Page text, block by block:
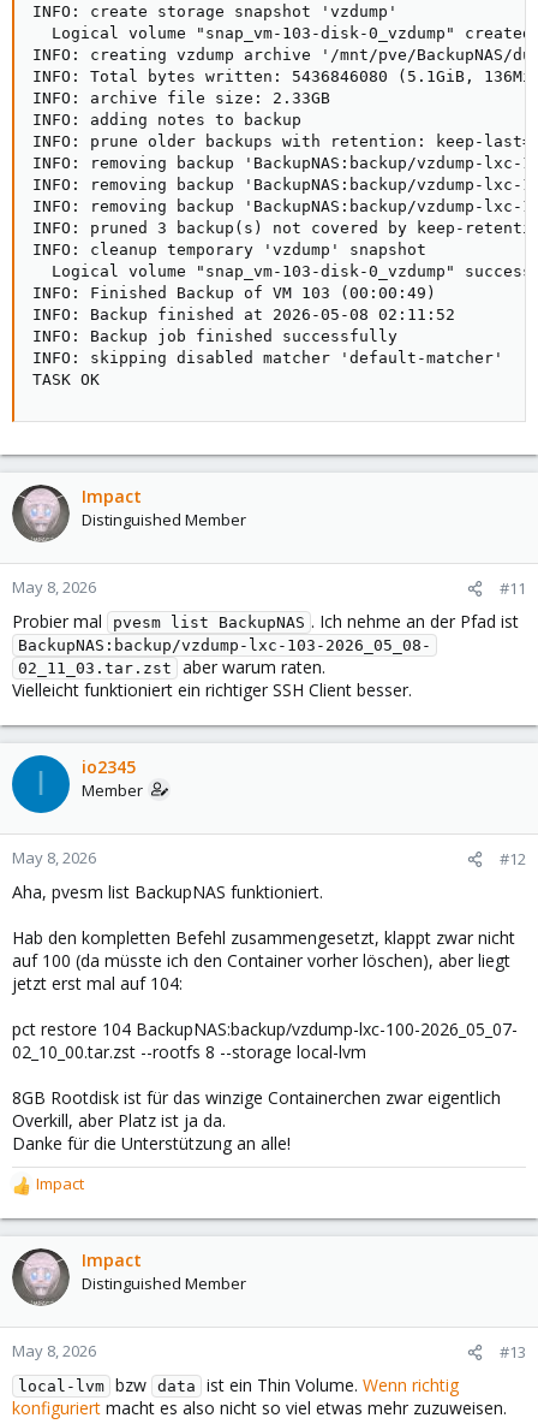
INFO: create storage snapshot 'vzdump'
Logical volume "snap_vm-103-disk-0_vzdump"
INFO: creating vzdump archive '/mnt/pve/BackupNAS/
INFO: Total bytes written: 5436846080 (5.1GiB,
INFO: archive file size: 2.33GB
INFO: adding notes to backup
INFO: prune older backups with retention: keep-
INFO: removing backup 'BackupNAS:backup/vzdump-
INFO: removing backup 'BackupNAS:backup/vzdump-
INFO: removing backup 'BackupNAS:backup/vzdump-
INFO: pruned 3 backup(s) not covered by keep-
INFO: cleanup temporary 'vzdump' snapshot
Logical volume "snap_vm-103-disk-0_vzdump"
INFO: Finished Backup of VM 103 (00:00:49)
INFO: Backup finished at 2026-05-08 02:11:52
INFO: Backup job finished successfully
INFO: skipping disabled matcher 'default-matcher'
TASK OK
Impact
Distinguished Member
May 8, 2026 #11
Probier mal pvesm list BackupNAS . Ich nehme an der Pfad ist
BackupNAS:backup/vzdump-lxc-103-2026_05_08-
02_11_03.tar.zst
aber warum raten.
Vielleicht funktioniert ein richtiger SSH Client besser.
I io2345
Member
May 8, 2026 #12
Aha, pvesm list BackupNAS funktioniert.
Hab den kompletten Befehl zusammengesetzt, klappt zwar nicht
auf 100 (da müsste ich den Container vorher löschen), aber liegt
jetzt erst mal auf 104:
pct restore 104 BackupNAS:backup/vzdump-lxc-100-2026_05_07-
02_10_00.tar.zst --rootfs 8 --storage local-lvm
8GB Rootdisk ist für das winzige Containerchen zwar eigentlich
Overkill, aber Platz ist ja da.
Danke für die Unterstützung an alle!
R
e
a
c
t
o
n
Impact
Impact
Distinguished Member
May 8, 2026 #13
local-lvm bzw data ist ein Thin Volume. Wenn richtig
konfiguriert macht es also nicht so viel etwas mehr zuzuweisen.